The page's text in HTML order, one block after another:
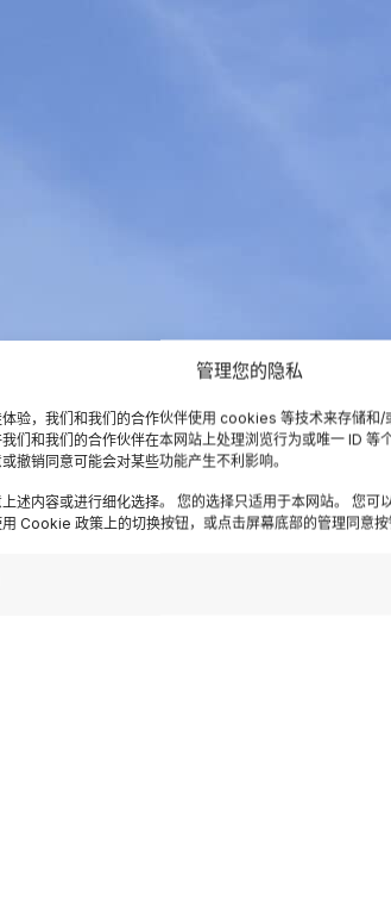
管理您的隐私
体验，我们和我们的合作伙伴使用 cookies 等技术来存储和/
们和我们的合作伙伴在本网站上处理浏览行为或唯一 ID 等
撤销同意可能会对某些功能产生不利影响。
述内容或进行细化选择。 您的选择只适用于本网站。 您可
Cookie 政策上的切换按钮，或点击屏幕底部的管理同意按